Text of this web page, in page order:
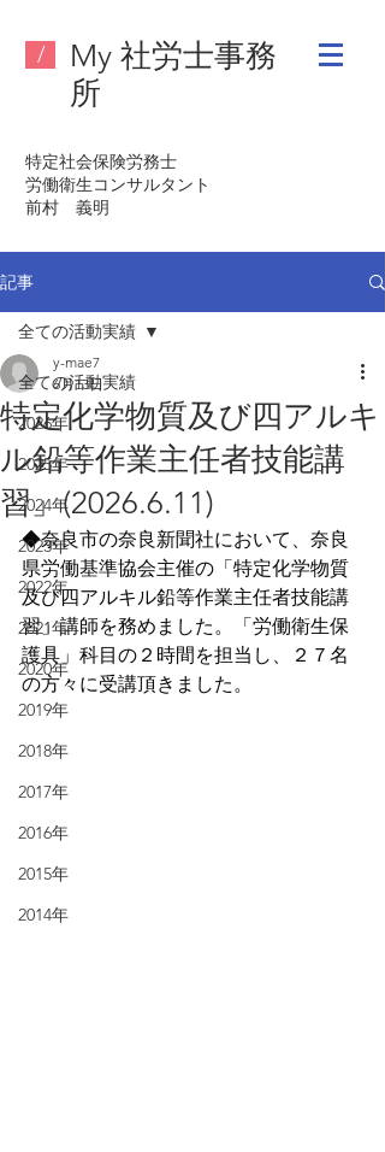
/
My 社労士事務
所
特定社会保険労務士
労働衛生コンサルタント
​前村 義明
記事
全ての活動実績
2026年
2025年
2024年
2023年
2022年
2021年
2020年
2019年
2018年
2017年
2016年
2015年
2014年
全ての活動実績
特定化学物質及び四アルキ
ル鉛等作業主任者技能講
習」(2026.6.11)
y-mae7
6月13日
◆奈良市の奈良新聞社において、奈良
県労働基準協会主催の「特定化学物質
及び四アルキル鉛等作業主任者技能講
習」講師を務めました。「労働衛生保
護具」科目の２時間を担当し、２７名
の方々に受講頂きました。